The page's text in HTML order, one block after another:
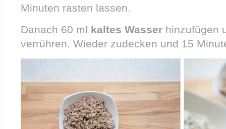
Minuten rasten lassen.
Danach 60 ml kaltes Wasser hinzufügen
verrühren. Wieder zudecken und 15